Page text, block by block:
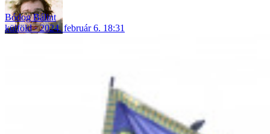
Bódog Bálint
külföld
2024. február 6. 18:31